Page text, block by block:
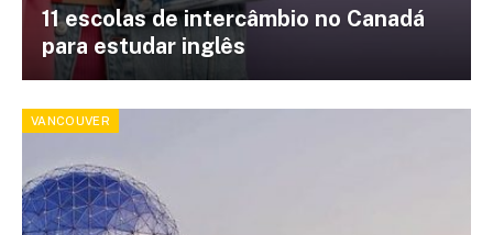
11 escolas de intercâmbio no Canadá
para estudar inglês
VANCOUVER